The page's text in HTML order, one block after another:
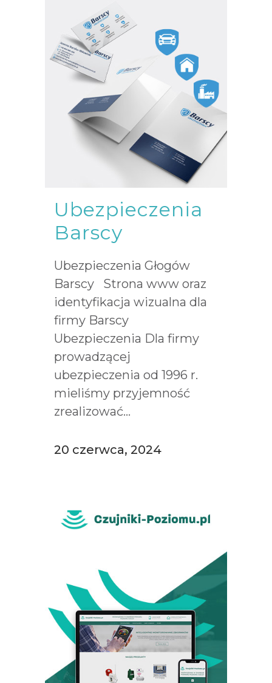
Ubezpieczenia
Barscy
Ubezpieczenia Głogów
Barscy Strona www oraz
identyfikacja wizualna dla
firmy Barscy
Ubezpieczenia Dla firmy
prowadzącej
ubezpieczenia od 1996 r.
mieliśmy przyjemność
zrealizować...
20 czerwca, 2024